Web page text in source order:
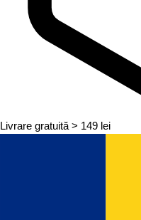
Livrare gratuită > 149 lei